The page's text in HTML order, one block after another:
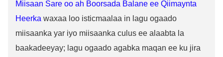
Miisaan Sare oo ah Boorsada Balane ee Qiimaynta
Heerka waxaa loo isticmaalaa in lagu ogaado
miisaanka yar iyo miisaanka culus ee alaabta la
baakadeeyay; lagu ogaado agabka maqan ee ku jira